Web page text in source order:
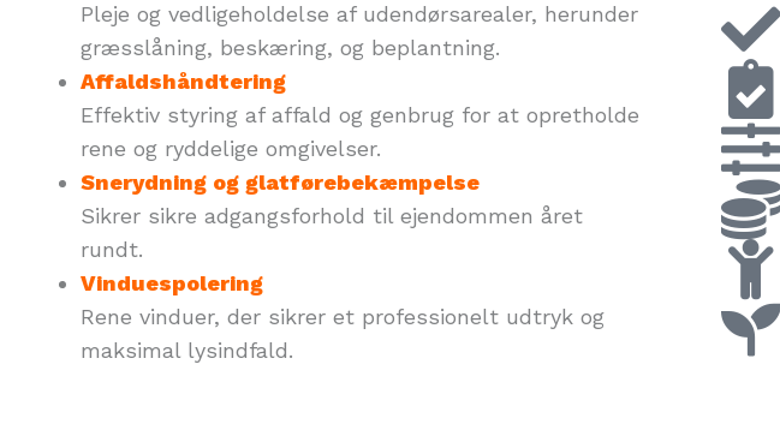
Pleje og vedligeholdelse af udendørsarealer, herunder
græsslåning, beskæring, og beplantning.
Affaldshåndtering
Effektiv styring af affald og genbrug for at opretholde
rene og ryddelige omgivelser.
Snerydning og glatførebekæmpelse
Sikrer sikre adgangsforhold til ejendommen året
rundt.
Vinduespolering
Rene vinduer, der sikrer et professionelt udtryk og
maksimal lysindfald.